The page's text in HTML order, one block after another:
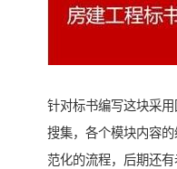
针对标书编写这块采
搜集，各个模块内容
范化的流程，后期还